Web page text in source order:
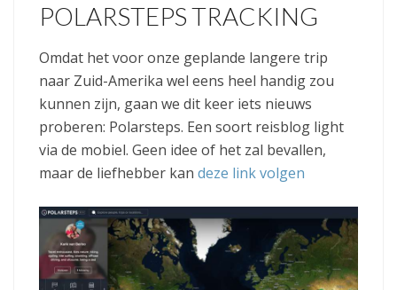
POLARSTEPS TRACKING
Omdat het voor onze geplande langere trip
naar Zuid-Amerika wel eens heel handig zou
kunnen zijn, gaan we dit keer iets nieuws
proberen: Polarsteps. Een soort reisblog light
via de mobiel. Geen idee of het zal bevallen,
maar de liefhebber kan deze link volgen